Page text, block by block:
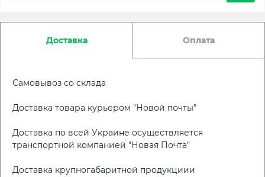
Доставка Оплата
Самовывоз со склада
Доставка товара курьером "Новой почты"
Доставка по всей Украине осуществляется
транспортной компанией "Новая Почта"
Доставка крупногабаритной продукциии